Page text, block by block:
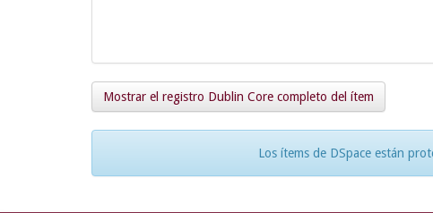
Mostrar el registro Dublin Core completo del ítem
Los ítems de DSpace están